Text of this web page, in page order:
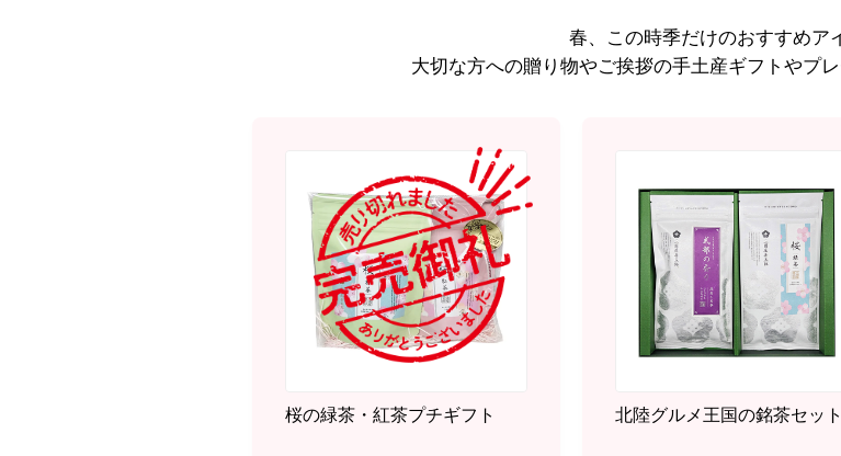
春、この時季だけのおすすめア
大切な方への贈り物やご挨拶の手土産ギフトやプ
桜の緑茶・紅茶プチギフト 北陸グルメ王国の銘茶セッ